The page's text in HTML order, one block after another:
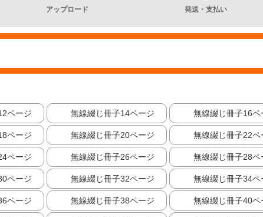
アップロード 発送・支払い
ページ 無線綴じ冊子14ページ 無線綴じ冊子16ペ
ページ 無線綴じ冊子20ページ 無線綴じ冊子22ペ
ページ 無線綴じ冊子26ページ 無線綴じ冊子28ペ
ページ 無線綴じ冊子32ページ 無線綴じ冊子34ペ
ページ 無線綴じ冊子38ページ 無線綴じ冊子40ペ